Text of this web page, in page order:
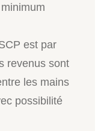
est par
revenus sont
les mains
possibilité